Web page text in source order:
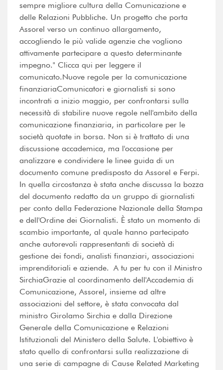
sempre migliore cultura della Comunicazione e
delle Relazioni Pubbliche. Un progetto che porta
Assorel verso un continuo allargamento,
accogliendo le più valide agenzie che vogliono
attivamente partecipare a questo determinante
impegno." Clicca qui per leggere il
comunicato.Nuove regole per la comunicazione
finanziariaComunicatori e giornalisti si sono
incontrati a inizio maggio, per confrontarsi sulla
necessità di stabilire nuove regole nell'ambito della
comunicazione finanziaria, in particolare per le
società quotate in borsa. Non si è trattato di una
discussione accademica, ma l'occasione per
analizzare e condividere le linee guida di un
documento comune predisposto da Assorel e Ferpi.
In quella circostanza è stata anche discussa la bozza
del documento redatto da un gruppo di giornalisti
per conto della Federazione Nazionale della Stampa
e dell'Ordine dei Giornalisti. È stato un momento di
scambio importante, al quale hanno partecipato
anche autorevoli rappresentanti di società di
gestione dei fondi, analisti finanziari, associazioni
imprenditoriali e aziende. A tu per tu con il Ministro
SirchiaGrazie al coordinamento dell'Accademia di
Comunicazione, Assorel, insieme ad altre
associazioni del settore, è stata convocata dal
ministro Girolamo Sirchia e dalla Direzione
Generale della Comunicazione e Relazioni
Istituzionali del Ministero della Salute. L'obiettivo è
stato quello di confrontarsi sulla realizzazione di
una serie di campagne di Cause Related Marketing